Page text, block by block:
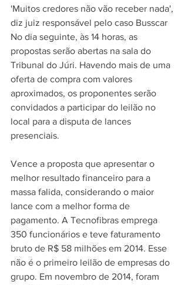
'Muitos credores não vão receber nada',
diz juiz responsável pelo caso Busscar
No dia seguinte, às 14 horas, as
propostas serão abertas na sala do
Tribunal do Júri. Havendo mais de uma
oferta de compra com valores
aproximados, os proponentes serão
convidados a participar do leilão no
local para a disputa de lances
presenciais.
Vence a proposta que apresentar o
melhor resultado financeiro para a
massa falida, considerando o maior
lance com a melhor forma de
pagamento. A Tecnofibras emprega
350 funcionários e teve faturamento
bruto de R$ 58 milhões em 2014. Esse
não é o primeiro leilão de empresas do
grupo. Em novembro de 2014, foram